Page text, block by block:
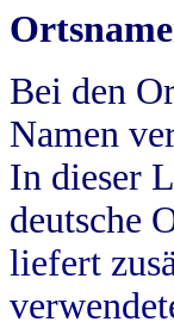
Bei den
Namen
In dieser
deutsche
liefert